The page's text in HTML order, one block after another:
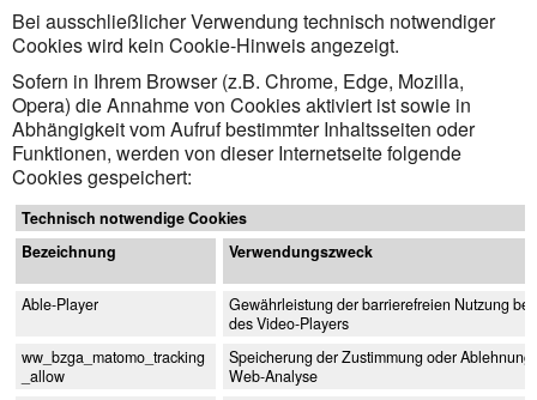
Bei ausschließlicher Verwendung technisch notwendiger
Cookies wird kein Cookie-Hinweis angezeigt.
Sofern in Ihrem Browser (z.B. Chrome, Edge, Mozilla,
Opera) die Annahme von Cookies aktiviert ist sowie in
Abhängigkeit vom Aufruf bestimmter Inhaltsseiten oder
Funktionen, werden von dieser Internetseite folgende
Cookies gespeichert:
Technisch notwendige Cookies
Bezeichnung
Verwendungszweck
Able-Player
Gewährleistung der barrierefreien Nutzung bei
des Video-Players
ww_bzga_matomo_tracking
_allow
Speicherung der Zustimmung oder Ablehnung
Web-Analyse